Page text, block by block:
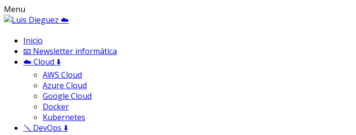
Menu
Inicio
📧 Newsletter informática
☁️ Cloud ⬇️
AWS Cloud
Azure Cloud
Google Cloud
Docker
Kubernetes
🪛 DevOps ⬇️